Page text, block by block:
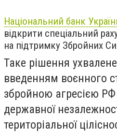
Національний банк
відкрити спеціальний
на підтримку Збройних
Таке рішення ухвалене
введенням воєнного
збройною агресією
державної
територіальної